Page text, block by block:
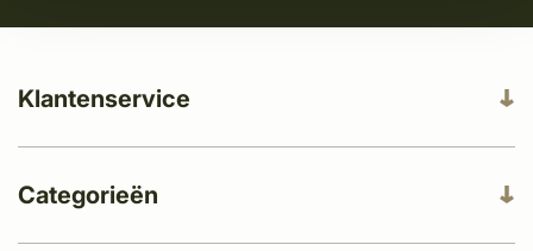
Klantenservice
Categorieën